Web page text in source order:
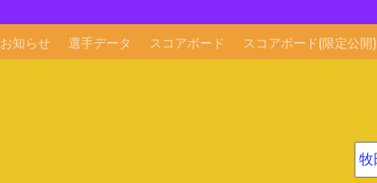
お知らせ 選手データ スコアボード スコアボード(限定公開)